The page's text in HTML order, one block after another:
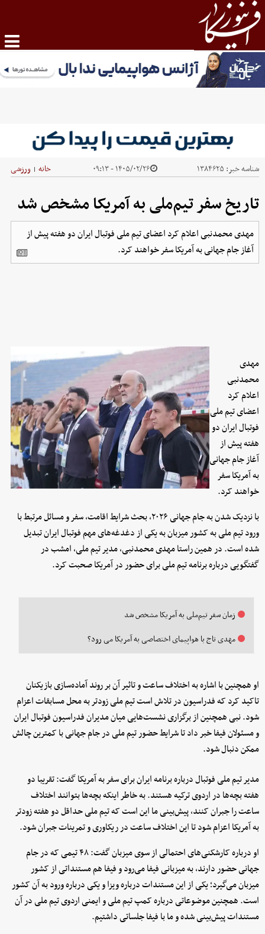
شناسه خبر: ۱۳۸۴۶۲۵ ۱۴۰۵/۰۲/۲۶ - ۰۹:۱۳ خانه | ورزشی
تاریخ سفر تیم‌ملی به آمریکا مشخص شد
مهدی محمدنبی اعلام کرد اعضای تیم ملی فوتبال ایران دو هفته پیش از
آغاز جام جهانی به آمریکا سفر خواهند کرد.
مهدی
محمدنبی
اعلام کرد
اعضای تیم ملی
فوتبال ایران دو
هفته پیش از
آغاز جام جهانی
به آمریکا سفر
خواهند کرد.
با نزدیک شدن به جام جهانی ۲۰۲۶، بحث شرایط اقامت، سفر و مسائل مرتبط با
ورود تیم ملی به کشور میزبان به یکی از دغدغه‌های مهم فوتبال ایران تبدیل
شده است. در همین راستا مهدی محمدنبی، مدیر تیم ملی، امشب در
گفتگویی درباره برنامه تیم ملی برای حضور در آمریکا صحبت کرد.
زمان سفر تیم‌ملی به آمریکا مشخص شد
مهدی تاج با هواپیمای اختصاصی به آمریکا می رود؟
او همچنین با اشاره به اختلاف ساعت و تاثیر آن بر روند آماده‌سازی بازیکنان
تاکید کرد که فدراسیون در تلاش است تیم ملی زودتر به محل مسابقات اعزام
شود. نبی همچنین از برگزاری نشست‌هایی میان مدیران فدراسیون فوتبال ایران
و مسئولان فیفا خبر داد تا شرایط حضور تیم ملی در جام جهانی با کمترین چالش
ممکن دنبال شود.
مدیر تیم ملی فوتبال درباره برنامه ایران برای سفر به آمریکا گفت: تقریبا دو
هفته بچه‌ها در اردوی ترکیه هستند. به خاطر اینکه بچه‌ها بتوانند اختلاف
ساعت را جبران کنند، پیش‌بینی‌ ما این است که تیم ملی حداقل دو هفته زودتر
به آمریکا اعزام شود تا این اختلاف ساعت در ریکاوری و تمرینات جبران شود.
او درباره کارشکنی‌های احتمالی از سوی میزبان گفت: ۴۸ تیمی که در جام
جهانی حضور دارند، به میزبانی فیفا می‌رود و فیفا هم مستنداتی از کشور
میزبان می‌گیرد؛ یکی از این مستندات درباره ویزا و یکی درباره ورود به آن کشور
است. همچنین موضوعاتی درباره کمپ تیم ملی و ایمنی اردوی تیم ملی در آن
مستندات پیش‌بینی شده و ما با فیفا جلساتی داشتیم.